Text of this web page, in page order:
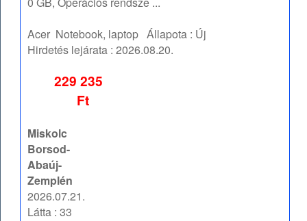
Acer Notebook, laptop Állapota : Új
Hirdetés lejárata :2026.08.20.
229 235
Ft
Miskolc
Borsod-
Abaúj-
Zemplén
2026.07.21.
Látta : 33